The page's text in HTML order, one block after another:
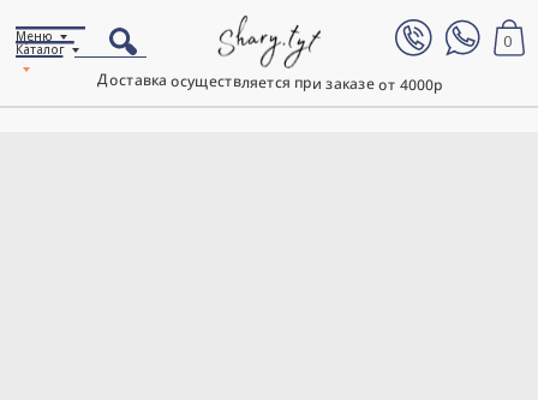
Доставка осуществляется при заказе от 4000р
0
Каталог
Меню